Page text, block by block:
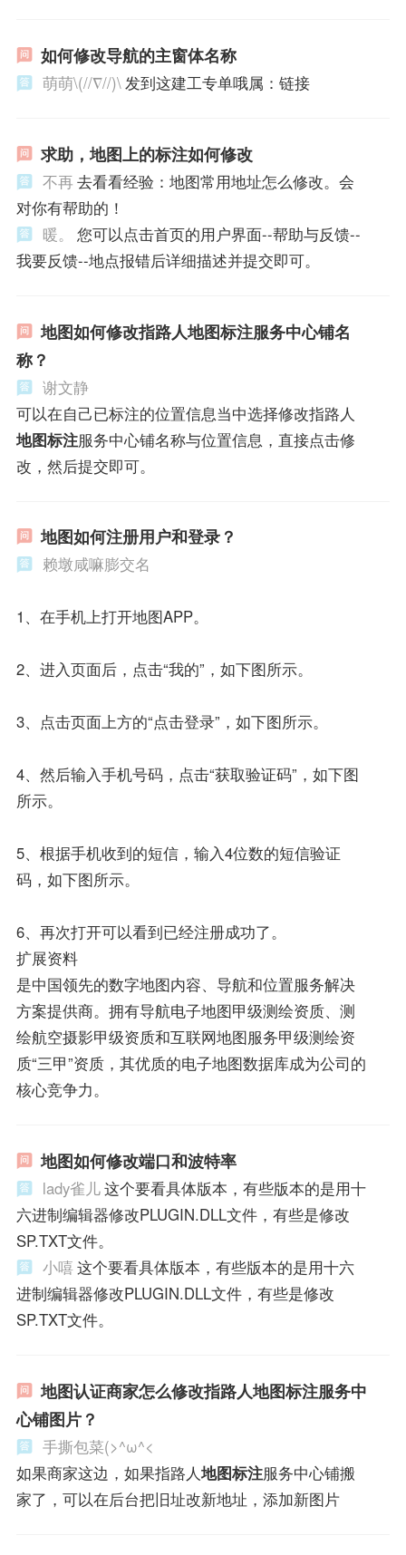
如何修改导航的主窗体名称
萌萌\(//∇//)\发到这建工专单哦属：链接
求助，地图上的标注如何修改
不再 去看看经验：地图常用地址怎么修改。会
对你有帮助的！
暖。
您可以点击首页的用户界面--帮助与反馈--
我要反馈--地点报错后详细描述并提交即可。
地图如何修改指路人地图标注服务中心铺名
称？
谢文静
可以在自己已标注的位置信息当中选择修改指路人
地图标注服务中心铺名称与位置信息，直接点击修
改，然后提交即可。
地图如何注册用户和登录？
赖墩咸嘛膨交名
1、在手机上打开地图APP。
2、进入页面后，点击“我的”，如下图所示。
3、点击页面上方的“点击登录”，如下图所示。
4、然后输入手机号码，点击“获取验证码”，如下图
所示。
5、根据手机收到的短信，输入4位数的短信验证
码，如下图所示。
6、再次打开可以看到已经注册成功了。
扩展资料
是中国领先的数字地图内容、导航和位置服务解决
方案提供商。拥有导航电子地图甲级测绘资质、测
绘航空摄影甲级资质和互联网地图服务甲级测绘资
质“三甲”资质，其优质的电子地图数据库成为公司的
核心竞争力。
地图如何修改端口和波特率
lady雀儿这个要看具体版本，有些版本的是用十
六进制编辑器修改PLUGIN.DLL文件，有些是修改
SP.TXT文件。
小嘻这个要看具体版本，有些版本的是用十六
进制编辑器修改PLUGIN.DLL文件，有些是修改
SP.TXT文件。
地图认证商家怎么修改指路人地图标注服务中
心铺图片？
手撕包菜(>^ω^<
如果商家这边，如果指路人地图标注服务中心铺搬
家了，可以在后台把旧址改新地址，添加新图片